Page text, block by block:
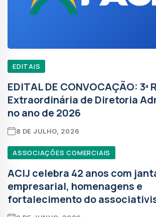
EDITAIS
EDITAL DE CONVOCAÇÃO: 3ª
Extraordinária de Diretoria
no ano de 2026
8 DE JULHO, 2026
ASSOCIAÇÕES COMERCIAIS
ACIJ celebra 42 anos com
empresarial, homenagens e
fortalecimento do